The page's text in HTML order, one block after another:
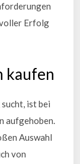
Erfolg
kaufen
ist bei
aufgehoben.
Auswahl
von